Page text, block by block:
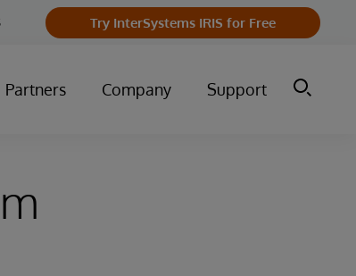
Try InterSystems IRIS for Free
Partners Company Support